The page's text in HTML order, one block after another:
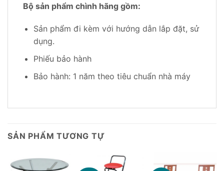
Bộ sản phẩm chình hãng gồm:
Sản phẩm đi kèm với hướng dẫn lắp đặt, sử
dụng.
Phiếu bảo hành
Bảo hành: 1 năm theo tiêu chuẩn nhà máy
SẢN PHẨM TƯƠNG TỰ